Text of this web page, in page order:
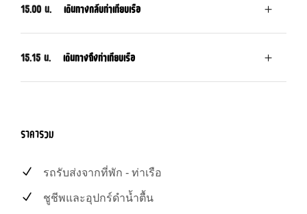
15.00 น. เดินทางกลับท่าเทียบเรือ
15.15 น. เดินทางถึงท่าเทียบเรือ
ราคารวม
รถรับส่งจากที่พัก - ท่าเรือ
ชูชีพและอุปกร์ดำน้ำตื้น